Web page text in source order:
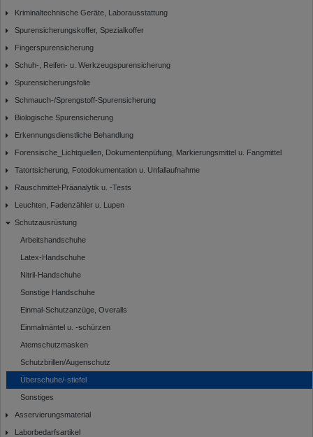
Kriminaltechnische Geräte, Laborausstattung
Spurensicherungskoffer, Spezialkoffer
Fingerspurensicherung
Schuh-, Reifen- u. Werkzeugspurensicherung
Spurensicherungsfolie
Schmauch-/Sprengstoff-Spurensicherung
Biologische Spurensicherung
Erkennungsdienstliche Behandlung
Forensische_Lichtquellen, Dokumentenpüfung, Markierungsmittel u. Fangmittel
Tatortsicherung, Fotodokumentation u. Unfallaufnahme
Rauschmittel-Präanalytik u. -Tests
Leuchten, Fadenzähler u. Lupen
Schutzausrüstung
Arbeitshandschuhe
Latex-Handschuhe
Nitril-Handschuhe
Sonstige Handschuhe
Einmal-Schutzanzüge, Overalls
Einmalmäntel u. -schürzen
Atemschutzmasken
Schutzbrillen/Augenschutz
Überschuhe/-stiefel
Sonstiges
Asservierungsmaterial
Laborbedarfsartikel